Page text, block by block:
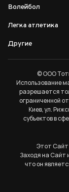
Волейбол
Легка атлетика
Другие
© ООО
Использование
разрешается
ограниченной
Киев, ул.
субъектов в
Этот Сайт
Заходя на Сайт
что он